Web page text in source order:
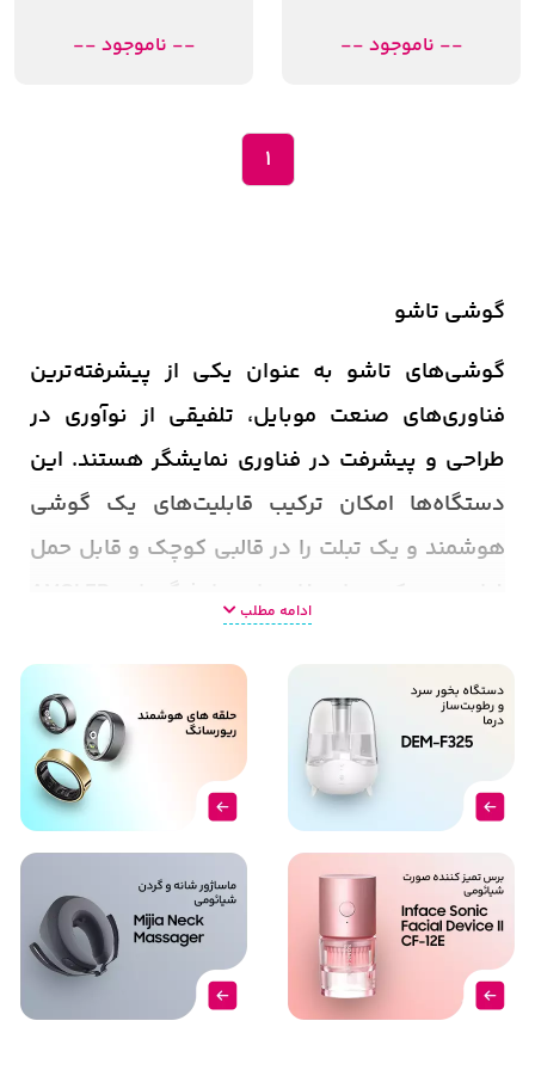
-- ناموجود -- -- ناموجود --
1
گوشی تاشو
گوشی‌های تاشو به عنوان یکی از پیشرفته‌ترین
فناوری‌های صنعت موبایل، تلفیقی از نوآوری در
طراحی و پیشرفت در فناوری نمایشگر هستند. این
دستگاه‌ها امکان ترکیب قابلیت‌های یک گوشی
هوشمند و یک تبلت را در قالبی کوچک و قابل‌ حمل
فراهم می‌کنند. استفاده از نمایشگرهای
مانند پشتیبانی از قلم، این نوع گوشی‌ها را برای
کاربرانی که به دنبال عملکرد حرفه‌ای و طراحی
متفاوت هستند، بسیار جذاب کرده است. در این
مطلب از
، انواع گوشی تاشو جدید، مزایا،
چالش‌ها، قیمت‌ها و راهنمای خرید گوشی تاشو
سامسونگ را به صورت کامل بررسی می‌کنیم .
ادامه مطلب